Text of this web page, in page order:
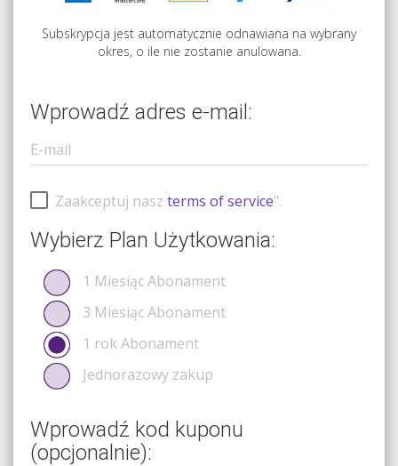
Subskrypcja jest automatycznie odnawiana na wybrany
okres, o ile nie zostanie anulowana.
Wprowadź adres e-mail:
Zaakceptuj nasz terms of service".
Wybierz Plan Użytkowania:
1 Miesiąc Abonament
3 Miesiąc Abonament
1 rok Abonament
Jednorazowy zakup
Wprowadź kod kuponu
(opcjonalnie):